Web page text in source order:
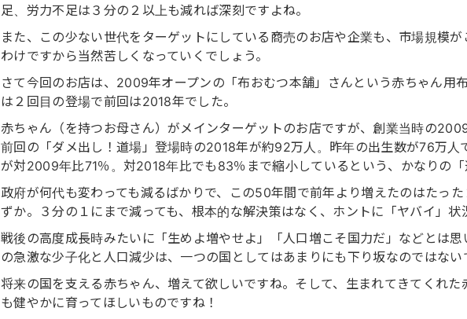
足、労力不足は３分の２以上も減れば深刻ですよね。
また、この少ない世代をターゲットにしている商売のお店や企業も、市場規模
わけですから当然苦しくなっていくでしょう。
さて今回のお店は、2009年オープンの「布おむつ本舗」さんという赤ちゃん用
は２回目の登場で前回は2018年でした。
赤ちゃん（を持つお母さん）がメインターゲットのお店ですが、創業当時の
前回の「ダメ出し！道場」登場時の2018年が約92万人。昨年の出生数が76万人
が対2009年比71％。対2018年比でも83％まで縮小しているという、かなりの「
政府が何代も変わっても減るばかりで、この50年間で前年より増えたのはたっ
ずか。３分の１にまで減っても、根本的な解決策はなく、ホントに「ヤバイ」状
戦後の高度成長時みたいに「生めよ増やせよ」「人口増こそ国力だ」などとは
の急激な少子化と人口減少は、一つの国としてはあまりにも下り坂なのではない
将来の国を支える赤ちゃん、増えて欲しいですね。そして、生まれてきてくれた
も健やかに育ってほしいものですね！